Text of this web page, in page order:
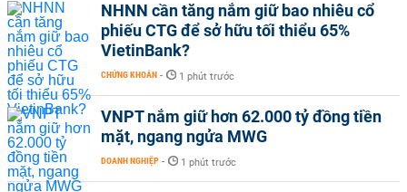
NHNN cần tăng nắm giữ bao nhiêu cổ
phiếu CTG để sở hữu tối thiểu 65%
VietinBank?
CHỨNG KHOÁN - 1 phút trước
VNPT nắm giữ hơn 62.000 tỷ đồng tiền
mặt, ngang ngửa MWG
DOANH NGHIỆP - 1 phút trước